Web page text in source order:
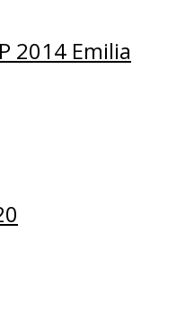
2014 Emilia